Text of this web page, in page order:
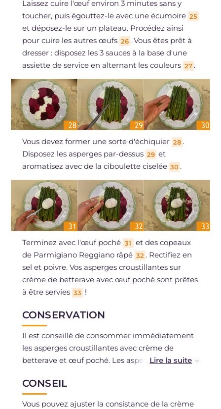
Laissez cuire l'œuf environ 3 minutes sans y
toucher, puis égouttez-le avec une écumoire 25
et déposez-le sur un plateau. Procédez ainsi
pour cuire les autres œufs 26 . Vous êtes prêt à
dresser : disposez les 3 sauces à la base d'une
assiette de service en alternant les couleurs 27 .
Vous devez former une sorte d'échiquier 28 .
Disposez les asperges par-dessus 29 et
aromatisez avec de la ciboulette ciselée 30 .
Terminez avec l'œuf poché 31
et des copeaux
de Parmigiano Reggiano râpé 32 . Rectifiez en
sel et poivre. Vos asperges croustillantes sur
crème de betterave avec œuf poché sont prêtes
à être servies 33 !
CONSERVATION
Il est conseillé de consommer immédiatement
les asperges croustillantes avec crème de
betterave et œuf poché. Les asperges peuvent
CONSEIL
Vous pouvez ajuster la consistance de la crème